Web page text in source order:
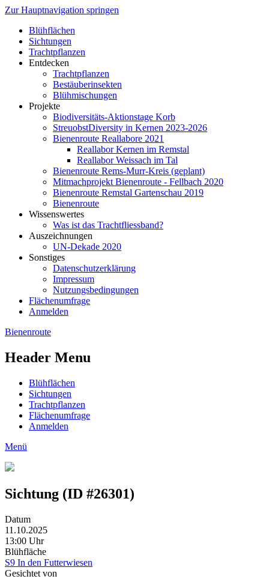
Zur Hauptnavigation springen
Blühflächen
Sichtungen
Trachtpflanzen
Entdecken
Trachtpflanzen
Bestäuberinsekten
Blühmischungen
Projekte
Biodiversitäts-Aktionstage Korb
StreuobstDiversity in Kernen 2023-2026
Bienenroute Reallabore 2021
Reallabor Kernen im Remstal
Reallabor Weissach im Tal
Bienenroute Rems-Murr-Kreis (geplant)
Mitmachprojekt Bienenroute - Fellbach 2020
Bienenroute Remstal Gartenschau 2019
Bienenroute
Wissenswertes
Was ist das Trachtfliessband?
Auszeichnungen
UN-Dekade 2020
Sonstiges
Datenschutzerklärung
Impressum
Nutzungsbedingungen
Flächenumfrage
Anmelden
Bienenroute
Header Menu
Blühflächen
Sichtungen
Trachtpflanzen
Flächenumfrage
Anmelden
Menü
Sichtung (ID #26301)
Datum
11.10.2025
13:00 Uhr
Blühfläche
S9 In den Futterwiesen
Gesichtet von